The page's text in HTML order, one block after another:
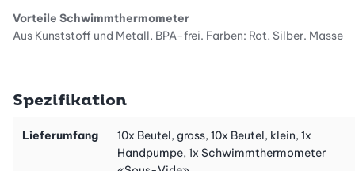
Vorteile Schwimmthermometer
Aus Kunststoff und Metall, BPA-frei. Farben: Rot, Silber. Masse
Gebrauchsanleitung
Vorteile Beutel «VAC»
Spezifikation
Lieferumfang
10x Beutel, gross, 10x Beutel, klein, 1x
Handpumpe, 1x Schwimmthermometer